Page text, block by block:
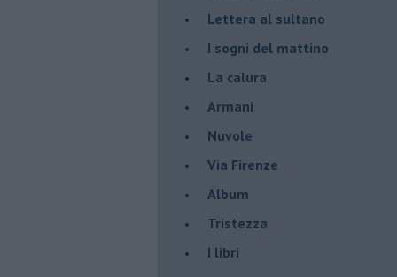
Lettera al sultano
I sogni del mattino
La calura
Armani
Nuvole
Via Firenze
Album
Tristezza
I libri